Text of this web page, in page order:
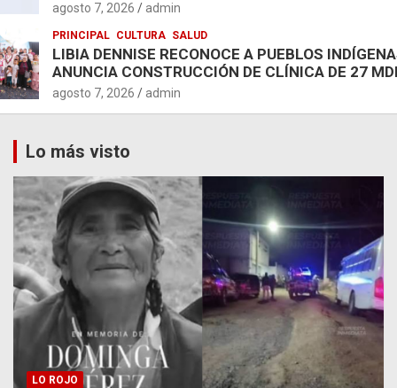
agosto 7, 2026 admin
PRINCIPAL CULTURA SALUD
LIBIA DENNISE RECONOCE A PUEBLOS
ANUNCIA CONSTRUCCIÓN DE CLÍNICA DE 27
agosto 7, 2026 admin
Lo más visto
LO ROJO